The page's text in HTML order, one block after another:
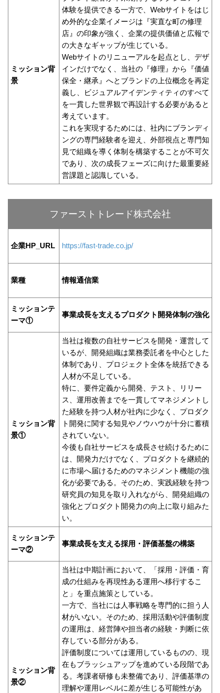
ミッション背
景
体験を提供できる一方で、Webサイトをはじ
め外的な企業イメージは『実直な町の修理
店』の印象が強く、企業の提供価値と広報で
の大きなギャップが生じている。
Webサイトのリニューアルを起点とし、デザ
インだけでなく、当社の『修理』から『価値
保全・継承』へとブランドの上位概念を再定
義し、ビジュアルアイデンティティのすべて
を一貫した世界観で再設計する必要があると
考えています。
これを実現するためには、社内にブランディ
ングの専門経験者を迎え、外部視点と専門知
見で組織を導く体制を構築することが不可欠
であり、次の成長フェーズに向けた最重要経
営課題と認識している。
ファーストトレード株式会社
企業HP_URL https://fast-trade.co.jp/
業種 情報通信業
ミッションテ
ーマ①
事業成長を支えるプロダクト開発体制の強化
ミッション背
景①
当社は複数の自社サービスを開発・運営して
いるが、開発組織は業務委託者を中心とした
体制であり、プロジェクト全体を統括できる
人材が不足している。
特に、要件定義から開発、テスト、リリー
ス、運用改善までを一貫してマネジメントし
た経験を持つ人材が社内に少なく、プロダク
ト開発に関する知見やノウハウが十分に蓄積
されていない。
今後も自社サービスを成長させ続けるために
は、開発力だけでなく、プロダクトを継続的
に市場へ届けるためのマネジメント機能の強
化が必要である。そのため、実践経験を持つ
研究員の知見を取り入れながら、開発組織の
強化とプロダクト開発力の向上に取り組みた
い。
ミッションテ
ーマ②
事業成長を支える採用・評価基盤の構築
ミッション背
景②
当社は中期計画において、「採用・評価・育
成の仕組みを再現性ある運用へ移行するこ
と」を重点施策としている。
一方で、当社には人事戦略を専門的に担う人
材がいない。そのため、採用活動や評価制度
の運用は、経営陣や担当者の経験・判断に依
存している部分がある。
評価制度については運用しているものの、現
在もブラッシュアップを進めている段階であ
る。考課者研修も未整備であり、評価基準の
理解や運用レベルに差が生じる可能性があ